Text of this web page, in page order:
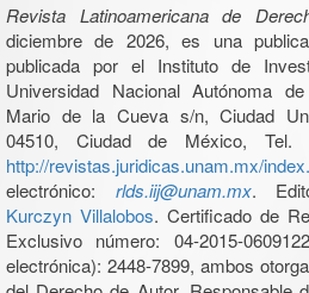
Revista Latinoamericana de
diciembre de 2026, es una
publicada por el Instituto de
Universidad Nacional Autónoma
Mario de la Cueva s/n, Ciudad
04510, Ciudad de México,
http://revistas.juridicas.unam.mx/
electrónico: rlds.iij@unam.mx.
Kurczyn Villalobos. Certificado de
Exclusivo número: 04-2015-
electrónica): 2448-7899, ambos